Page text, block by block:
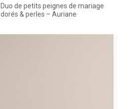
Duo de petits peignes de mariage
dorés & perles – Auriane